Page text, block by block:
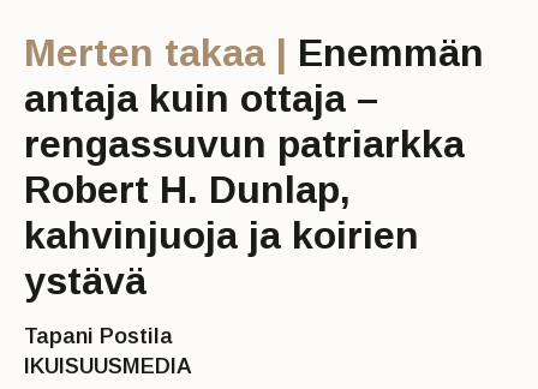
Merten takaa | Enemmän
antaja kuin ottaja –
rengassuvun patriarkka
Robert H. Dunlap,
kahvinjuoja ja koirien
ystävä
Tapani Postila
IKUISUUSMEDIA